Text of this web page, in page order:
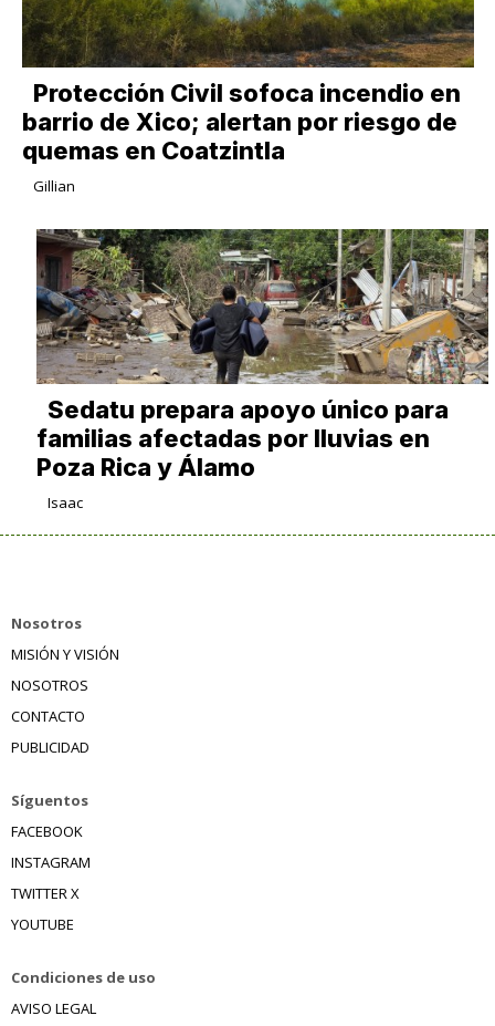
Protección Civil sofoca incendio en
barrio de Xico; alertan por riesgo de
quemas en Coatzintla
Gillian
Sedatu prepara apoyo único para
familias afectadas por lluvias en
Poza Rica y Álamo
Isaac
Nosotros
MISIÓN Y VISIÓN
NOSOTROS
CONTACTO
PUBLICIDAD
Síguentos
FACEBOOK
INSTAGRAM
TWITTER X
YOUTUBE
Condiciones de uso
AVISO LEGAL